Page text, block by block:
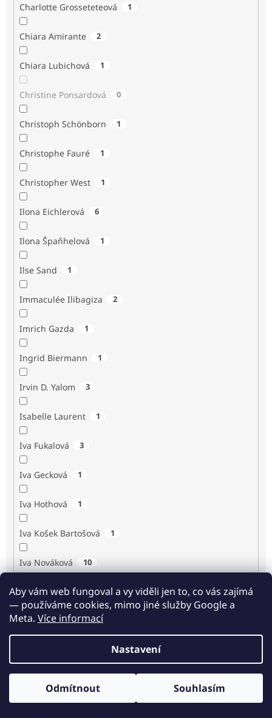
Aby vám web fungoval a vy viděli jen to, co vás zajímá
— používáme cookies, mimo jiné služby Google a
Meta. Více informací
Nastavení
Odmítnout Souhlasím
Charlotte Grosseteteová 1
Chiara Amirante 2
Chiara Lubichová 1
Christine Ponsardová 0
Christoph Schönborn 1
Christophe Fauré 1
Christopher West 1
Ilona Eichlerová 6
Ilona Špaňhelová 1
Ilse Sand 1
Immaculée Ilibagiza 2
Imrich Gazda 1
Ingrid Biermann 1
Irvin D. Yalom 3
Isabelle Laurent 1
Iva Fukalová 3
Iva Gecková 1
Iva Hothová 1
Iva Košek Bartošová 1
Iva Nováková 10
Iva Procházková 1
Ivan Renč 1
Odběr novinek